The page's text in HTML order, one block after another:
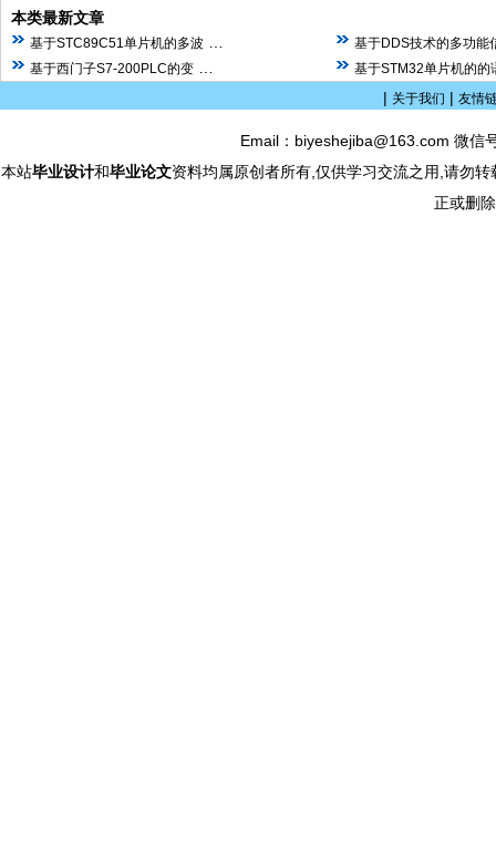
本类最新文章
基于STC89C51单片机的多波
基于DDS技术的多功能
基于西门子S7-200PLC的变
基于STM32单片机的的
| 关于我们 | 友情
Email：biyeshejiba@163.com 微
本站毕业设计和毕业论文资料均属原创者所有,仅供学习交流之用,请勿
正或删